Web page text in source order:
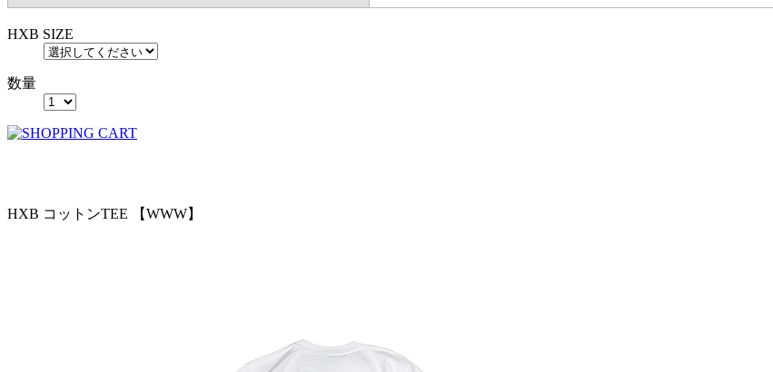
HXB SIZE
数量
HXB コットンTEE 【WWW】